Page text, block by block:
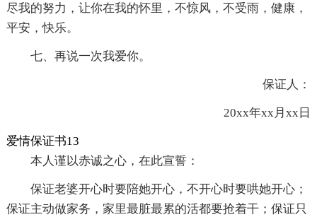
尽我的努力，让你在我的怀里，不惊风，不受雨，健康，
平安，快乐。
七、再说一次我爱你。
保证人：
20xx年xx月xx日
爱情保证书13
本人谨以赤诚之心，在此宣誓：
保证老婆开心时要陪她开心，不开心时要哄她开心；
保证主动做家务，家里最脏最累的活都要抢着干；保证只